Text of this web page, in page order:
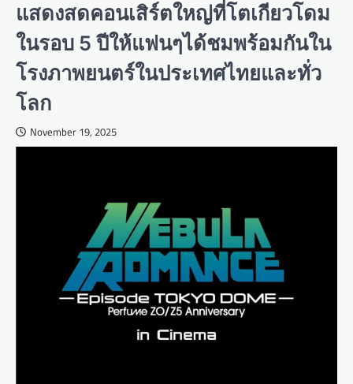
แสดงสดคอนเสิร์ตใหญ่ที่โตเกียวโดม
ในรอบ 5 ปีให้แฟนๆได้ชมพร้อมกันใน
โรงภาพยนตร์ในประเทศไทยและทั่ว
โลก
November 19, 2025